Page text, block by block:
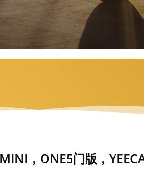
MINI，ONE5门版，